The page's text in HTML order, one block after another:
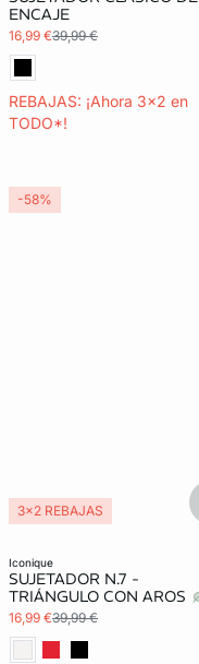
ENCAJE
16,99 €39,99 €
REBAJAS: ¡Ahora 3x2 en
TODO*!
iconique
SUJETADOR N.7 -
TRIÁNGULO CON AROS
16,99 €39,99 €
3x2 REBAJAS
-58%